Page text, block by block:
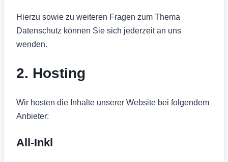
Hierzu sowie zu weiteren Fragen zum Thema
Datenschutz können Sie sich jederzeit an uns
wenden.
2. Hosting
Wir hosten die Inhalte unserer Website bei folgendem
Anbieter:
All-Inkl